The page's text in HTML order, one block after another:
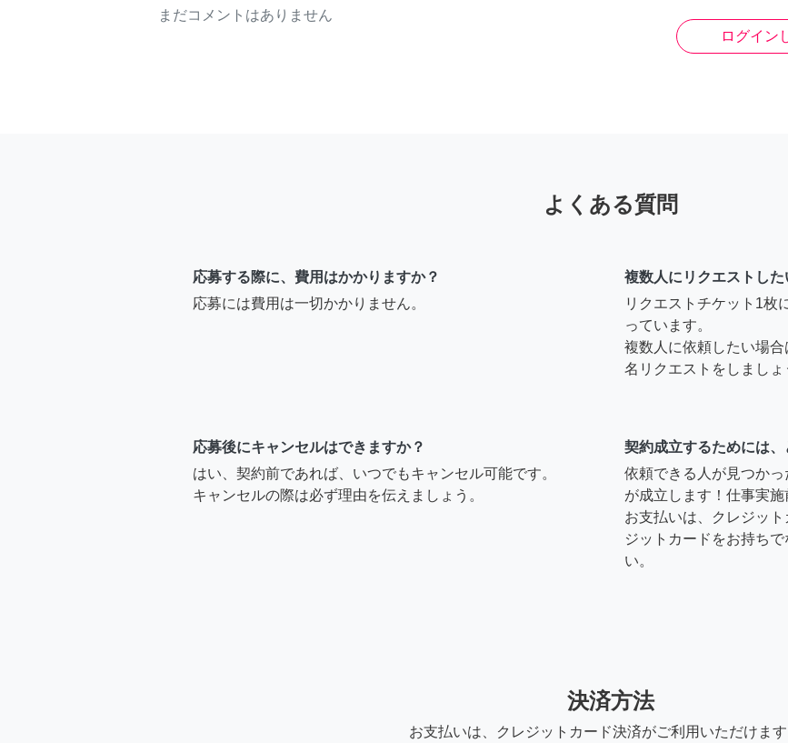
まだコメントはありません
ログイン
よくある質問
応募する際に、費用はかかりますか？
応募には費用は一切かかりません。
複数人にリクエストした
リクエストチケット1枚
っています。
複数人に依頼したい場
名リクエストをしましょ
応募後にキャンセルはできますか？
はい、契約前であれば、いつでもキャンセル可能です。
キャンセルの際は必ず理由を伝えましょう。
契約成立するためには
依頼できる人が見つか
が成立します！仕事実施
お支払いは、クレジッ
ジットカードをお持ち
い。
決済方法
お支払いは、クレジットカード決済がご利用いただけます